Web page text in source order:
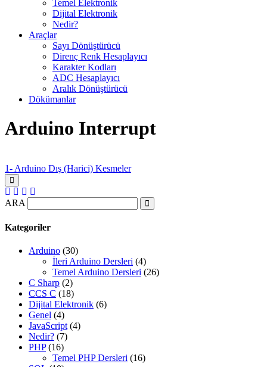
Temel Elektronik
Dijital Elektronik
Nedir?
Araçlar
Sayı Dönüştürücü
Direnç Renk Hesaplayıcı
Karakter Kodları
ADC Hesaplayıcı
Aralık Dönüştürücü
Dökümanlar
Arduino Interrupt
1- Arduino Dış (Harici) Kesmeler
ARA
Kategoriler
Arduino (30)
İleri Arduino Dersleri (4)
Temel Arduino Dersleri (26)
C Sharp (2)
CCS C (18)
Dijital Elektronik (6)
Genel (4)
JavaScript(4)
Nedir? (7)
PHP(16)
Temel PHP Dersleri (16)